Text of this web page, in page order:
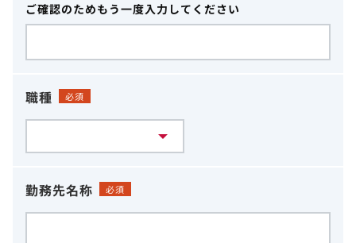
ご確認のためもう一度入力してください
職種 必須
勤務先名称 必須